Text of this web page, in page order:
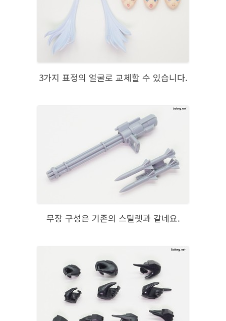
3가지 표정의 얼굴로 교체할 수 있습니다.
무장 구성은 기존의 스틸렛과 같네요.